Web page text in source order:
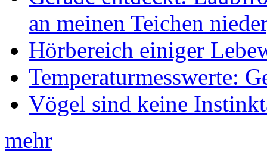
an meinen Teichen
Hörbereich einiger
Temperaturmesswerte:
Vögel sind keine
mehr